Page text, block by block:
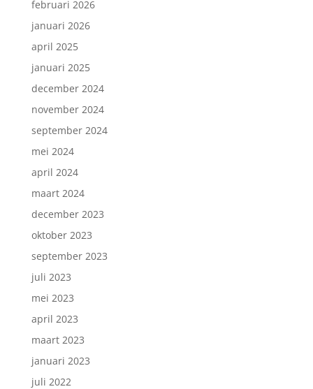
februari 2026
januari 2026
april 2025
januari 2025
december 2024
november 2024
september 2024
mei 2024
april 2024
maart 2024
december 2023
oktober 2023
september 2023
juli 2023
mei 2023
april 2023
maart 2023
januari 2023
juli 2022